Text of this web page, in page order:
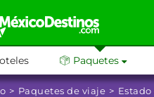
Paquetes
Paquetes de viaje